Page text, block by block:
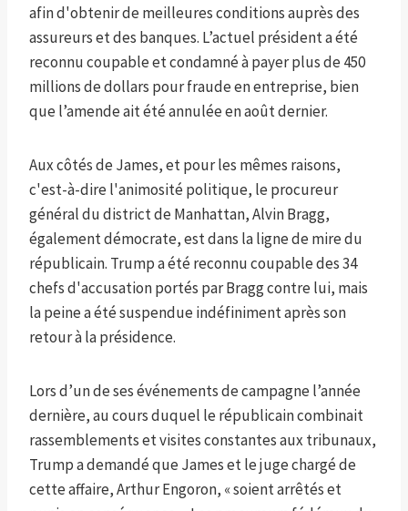
afin d'obtenir de meilleures conditions auprès des
assureurs et des banques. L’actuel président a été
reconnu coupable et condamné à payer plus de 450
millions de dollars pour fraude en entreprise, bien
que l’amende ait été annulée en août dernier.
Aux côtés de James, et pour les mêmes raisons,
c'est-à-dire l'animosité politique, le procureur
général du district de Manhattan, Alvin Bragg,
également démocrate, est dans la ligne de mire du
républicain. Trump a été reconnu coupable des 34
chefs d'accusation portés par Bragg contre lui, mais
la peine a été suspendue indéfiniment après son
retour à la présidence.
Lors d’un de ses événements de campagne l’année
dernière, au cours duquel le républicain combinait
rassemblements et visites constantes aux tribunaux,
Trump a demandé que James et le juge chargé de
cette affaire, Arthur Engoron, « soient arrêtés et